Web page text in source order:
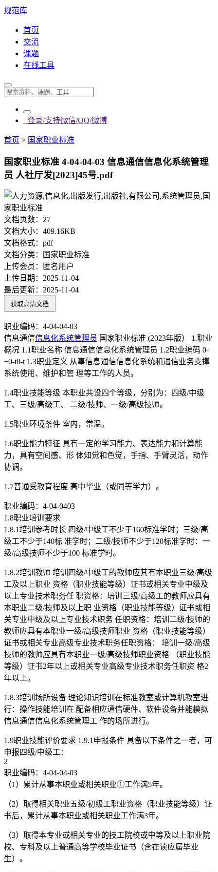
规范库
首页
交流
课题
在线工具
登录/支持微信/QQ/微博
首页 > 国家职业标准
国家职业标准 4-04-04-03 信息通信信息化系统管理
员 人社厅发[2023]45号.pdf
文档页数： 27
文档大小： 409.16KB
文档格式： pdf
文档分类：
国家职业标准
上传会员：
匿名用户
上传日期： 2025-11-04
最后更新： 2025-11-04
获取高清文档
职业编码：4-04-04-03
信息通信信息化系统管理员 国家职业标准 (2023年版） 1.职业
概况 1.1职业名称 信息通信信息化系统管理员 1.2职业编码 0-
+0-t0-t 1.3职业定义 从事信息通信信息化系统和通信业务支撑
系统使用、维护和管 理等工作的人员。
1.4职业技能等级 本职业共设四个等级，分别为：四级/中级
工、三级/高级工、 二级/技师、一级/高级技师。
1.5职业环境条件 室内，常温。
1.6职业能力特征 具有一定的学习能力、表达能力和计算能
力，具有空间感、形 体知觉和色觉，手指、手臂灵活，动作
协调。
1.7普通受教育程度 高中毕业（或同等学力）。
职业编码：4-04-0403
1.8职业培训要求
1.8.1培训参考时长 四级/中级工不少于160标准学时；三级/高
级工不少于140标 准学时；二级/技师不少于120标准学时：一
级/高级技师不少于100 标准学时。
1.8.2培训教师 培训四级/中级工的教师应其有本职业三级/高级
工及以上职业 资格（职业技能等级）证书或相关专业中级及
以上专业技术职务任 职资格：培训三级/高级工的教师应具有
本职业二级/技师及以上职 业资格（职业技能等级）证书或相
关专业中级及以上专业技术职务 任职资格：培训二级/技师的
教师应具有本职业一级/高级技师职业 资格（职业技能等级）
证书或相关专业高级专业技术职务任职资格： 培训一级/高级
技师的教师应具有本职业一级/高级技师职业资格 （职业技能
等级）证书2年以上或相关专业高级专业技术职务任职资 格2
年以上。
1.8.3培训场所设备 理论知识培训在标准教室或计算机教室进
行：操作技能培训在 配备相应通信硬件、软件设备并能模拟
信息通信信息化系统管理工 作的场所进行。
1.9职业技能评价要求 1.9.1申报条件 具备以下条件之一者，可
申报四级/中级工：
2
职业编码：4-04-04-03
（1）累计从事本职业或相关职业①工作满5年。
（2）取得相关职业五级/初级工职业资格（职业技能等级）证
书后，累计从事本职业或相关职业工作满3年。
（3）取得本专业或相关专业的技工院校或中等及以上职业院
校、专科及以上普通高等学校毕业证书（含在读应届毕业
生）。